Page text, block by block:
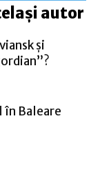
autor
şi
în Baleare